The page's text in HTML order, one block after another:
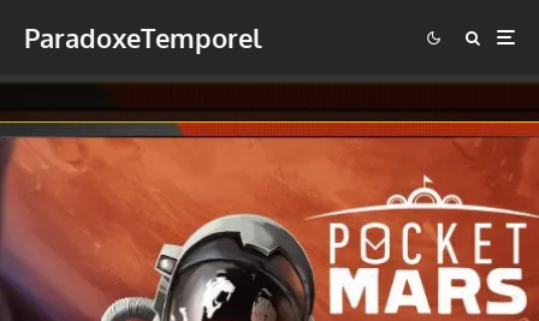
ParadoxeTemporel